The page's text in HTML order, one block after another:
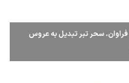
سحر تبر تبدیل به عروس